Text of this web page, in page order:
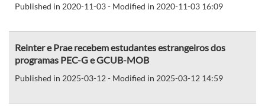
Published in 2020-11-03 - Modified in 2020-11-03 16:09
Reinter e Prae recebem estudantes estrangeiros dos
programas PEC-G e GCUB-MOB
Published in 2025-03-12 - Modified in 2025-03-12 14:59